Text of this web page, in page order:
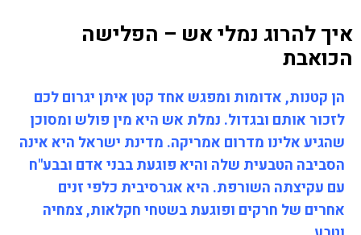
איך להרוג נמלי אש – הפלישה
הכואבת
הן קטנות, אדומות ומפגש אחד קטן איתן יגרום לכם
לזכור אותם ובגדול. נמלת אש היא מין פולש ומסוכן
שהגיע אלינו מדרום אמריקה. מדינת ישראל היא אינה
הסביבה הטבעית שלה והיא פוגעת בבני אדם ובבע"ח
עם עקיצתה השורפת. היא אגרסיבית כלפי זנים
אחרים של חרקים ופוגעת בשטחי חקלאות, צמחיה